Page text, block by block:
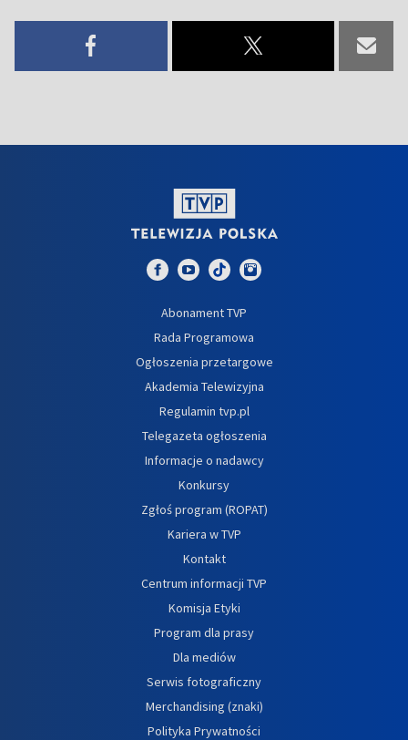
Abonament TVP
Rada Programowa
Ogłoszenia przetargowe
Akademia Telewizyjna
Regulamin tvp.pl
Telegazeta ogłoszenia
Informacje o nadawcy
Konkursy
Zgłoś program (ROPAT)
Kariera w TVP
Kontakt
Centrum informacji TVP
Komisja Etyki
Program dla prasy
Dla mediów
Serwis fotograficzny
Merchandising (znaki)
Polityka Prywatności